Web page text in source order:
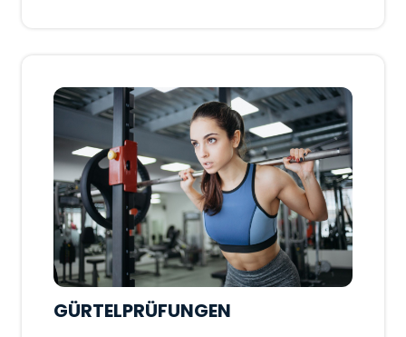
GÜRTELPRÜFUNGEN